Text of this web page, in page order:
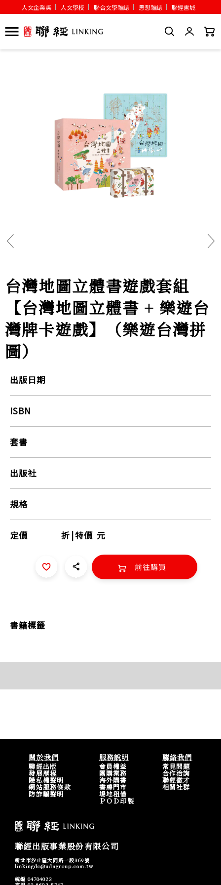
人文企業獎 人文學校 聯合文學雜誌 思想雜誌 聯經書城
台灣地圖立體書遊戲套組
【台灣地圖立體書 + 樂遊台
灣牌卡遊戲】（樂遊台灣拼
圖）
出版日期
ISBN
套書
出版社
規格
定價 折 |特價 元
前往購買
書籍標籤
關於我們
聯經出版
發展歷程
隱私權聲明
網站服務條款
防詐騙聲明
服務說明
會員權益
團購業務
海外購書
書房門市
場地租借
ＰＯＤ印製
聯絡我們
常見問題
合作洽詢
聯經徵才
相關社群
聯經出版事業股份有限公司
新北市汐止區大同路一段369號
linkingdc@udngroup.com.tw
統編 04704023